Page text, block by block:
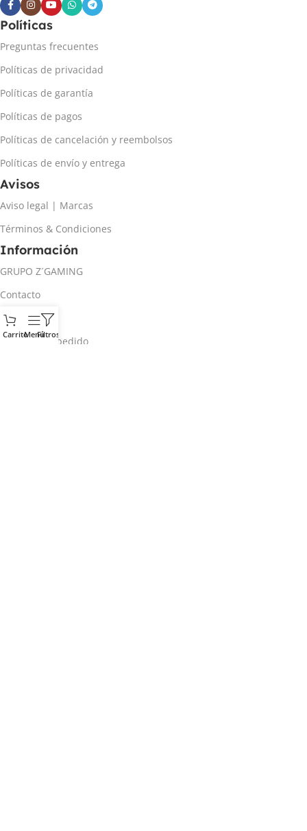
Políticas
Preguntas frecuentes
Políticas de privacidad
Políticas de garantía
Políticas de pagos
Políticas de cancelación y reembolsos
Políticas de envío y entrega
Avisos
Aviso legal | Marcas
Términos & Condiciones
Información
GRUPO Z´GAMING
Contacto
Mi cuenta
Rastrear mi pedido
CarritoMenúFiltros